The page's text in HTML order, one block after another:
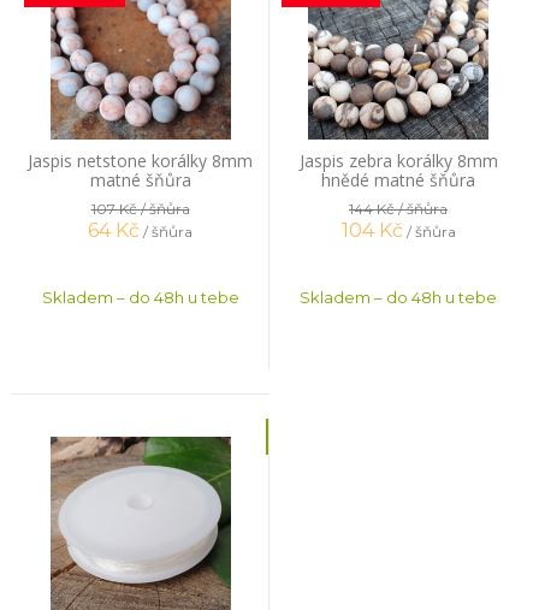
Jaspis netstone korálky 8mm
matné šňůra
107 Kč/ šňůra
64 Kč / šňůra
Skladem – do 48h u tebe
Jaspis zebra korálky 8mm
hnědé matné šňůra
144 Kč/ šňůra
104 Kč / šňůra
Skladem – do 48h u tebe